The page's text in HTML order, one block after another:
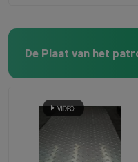
De Plaat van het